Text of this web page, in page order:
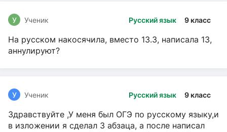
Русский язык 9 класс
У Ученик
На русском накосячила, вместо 13.3, написала 13,
аннулируют?
Русский язык 9 класс
У Ученик
Здравствуйте ,У меня был ОГЭ по русскому языку,и
в изложении я сделал 3 абзаца, а после написал